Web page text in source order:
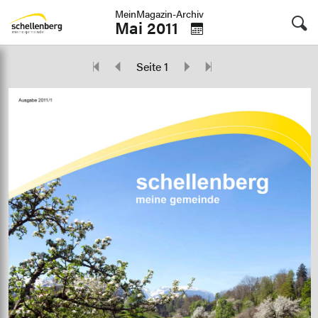
MeinMagazin-Archiv
Mai 2011
Seite 1